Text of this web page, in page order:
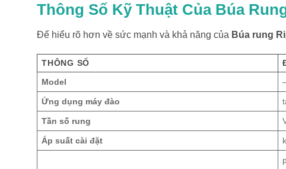
Thông Số Kỹ Thuật Của Búa
Để hiểu rõ hơn về sức mạnh và khả năng của Búa rung
THÔNG SỐ
Model
Ứng dụng máy đào
Tần số rung
Áp suất cài đặt